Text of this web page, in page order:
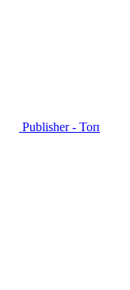
Publisher - Топ